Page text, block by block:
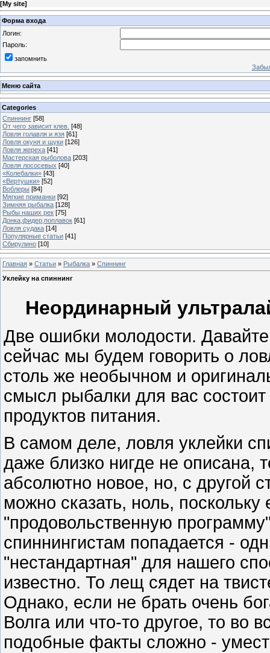
[My site]
Форма входа
Логин:
Пароль:
запомнить
Меню сайта
Categories
Спиннинг [58]
От чего зависит клев. [48]
Ловля голавля и язя [61]
Ловля окуня и щуки [126]
Ловля жереха [41]
Мастерская рыболова [203]
Ловля лососевых [40]
«Колебалки» [43]
«Вертушки» [52]
Воблеры [84]
Мягкие приманки [92]
Зимняя рыбалка [128]
Рыбы наших рек [75]
Донка,фидер,поплавок [61]
Ловля судака [14]
Популярные статьи [41]
Сбирулино [10]
Главная » Статьи » Рыбалка » Спиннинг
Уклейку на спиннинг
Неординарный
Две ошибки молодости.
сейчас мы будем говорить о
столь же необычном и
смысл рыбалки для вас
продуктов питания.
В самом деле, ловля уклейки
даже близко нигде не описана,
абсолютно новое, но, с другой
можно сказать, ноль,
"продовольственную
спиннингистам попадается -
"нестандартная" для нашего
известно. То лещ сядет на
Однако, если не брать очень
Волга или что-то другое, то во
подобные факты сложно -